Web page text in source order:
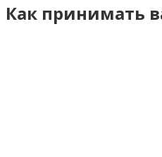
Как принимать